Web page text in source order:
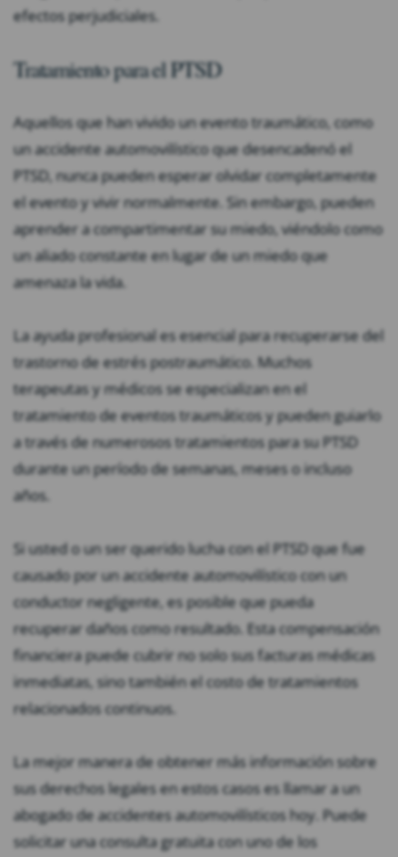
efectos perjudiciales.
Tratamiento para el PTSD
Aquellos que han vivido un evento traumático, como
un accidente automovilístico que desencadenó el
PTSD, nunca pueden esperar olvidar completamente
el evento y vivir normalmente. Sin embargo, pueden
aprender a compartimentar su miedo, viéndolo como
un aliado constante en lugar de un miedo que
amenaza la vida.
La ayuda profesional es esencial para recuperarse del
trastorno de estrés postraumático. Muchos
terapeutas y médicos se especializan en el
tratamiento de eventos traumáticos y pueden guiarlo
a través de numerosos tratamientos para su PTSD
durante un período de semanas, meses o incluso
años.
Si usted o un ser querido lucha con el PTSD que fue
causado por un accidente automovilístico con un
conductor negligente, es posible que pueda
recuperar daños como resultado. Esta compensación
financiera puede cubrir no solo sus facturas médicas
inmediatas, sino también el costo de tratamientos
relacionados continuos.
La mejor manera de obtener más información sobre
sus derechos legales en estos casos es llamar a un
abogado de accidentes automovilísticos hoy. Puede
solicitar una consulta gratuita con uno de los